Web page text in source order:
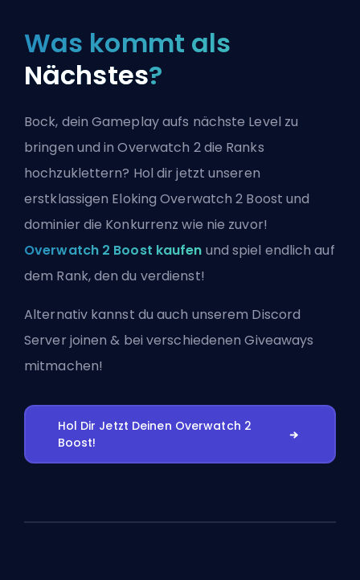
Was kommt als
Nächstes?
Bock, dein Gameplay aufs nächste Level zu
bringen und in Overwatch 2 die Ranks
hochzuklettern? Hol dir jetzt unseren
erstklassigen Eloking Overwatch 2 Boost und
dominier die Konkurrenz wie nie zuvor!
Overwatch 2 Boost kaufen und spiel endlich auf
dem Rank, den du verdienst!
Alternativ kannst du auch unserem Discord
Server joinen & bei verschiedenen Giveaways
mitmachen!
Hol Dir Jetzt Deinen Overwatch 2
Boost!